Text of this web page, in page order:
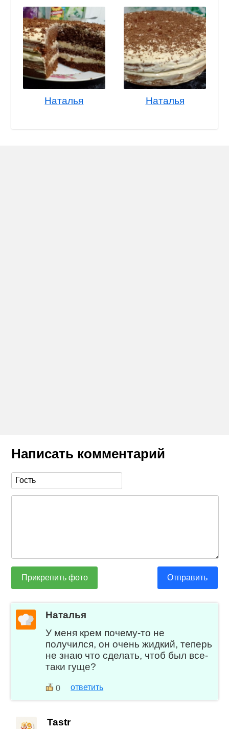
Наталья Наталья
Написать комментарий
Прикрепить фото Отправить
Наталья
У меня крем почему-то не
получился, он очень жидкий, теперь
не знаю что сделать, чтоб был все-
таки гуще?
0 ответить
Tastr